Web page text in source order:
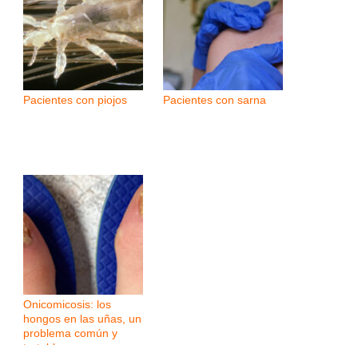
Pacientes con piojos Pacientes con sarna
Onicomicosis: los
hongos en las uñas, un
problema común y